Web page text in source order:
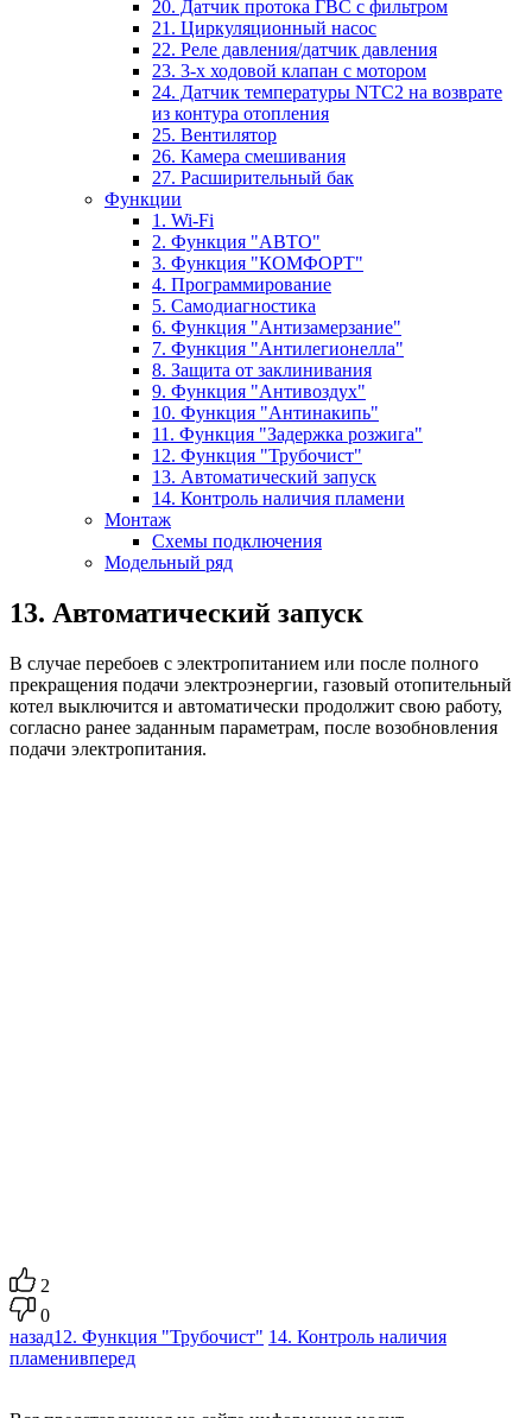
20. Датчик протока ГВС с фильтром
21. Циркуляционный насос
22. Реле давления/датчик давления
23. 3-х ходовой клапан с мотором
24. Датчик температуры NTC2 на возврате
из контура отопления
25. Вентилятор
26. Камера смешивания
27. Расширительный бак
Функции
1. Wi-Fi
2. Функция "АВТО"
3. Функция "КОМФОРТ"
4. Программирование
5. Самодиагностика
6. Функция "Антизамерзание"
7. Функция "Антилегионелла"
8. Защита от заклинивания
9. Функция "Антивоздух"
10. Функция "Антинакипь"
11. Функция "Задержка розжига"
12. Функция "Трубочист"
13. Автоматический запуск
14. Контроль наличия пламени
Монтаж
Схемы подключения
Модельный ряд
13. Автоматический запуск
В случае перебоев с электропитанием или после полного
прекращения подачи электроэнергии, газовый отопительный
котел выключится и автоматически продолжит свою работу,
согласно ранее заданным параметрам, после возобновления
подачи электропитания.
2
0
назад12. Функция "Трубочист" 14. Контроль наличия
пламенивперед